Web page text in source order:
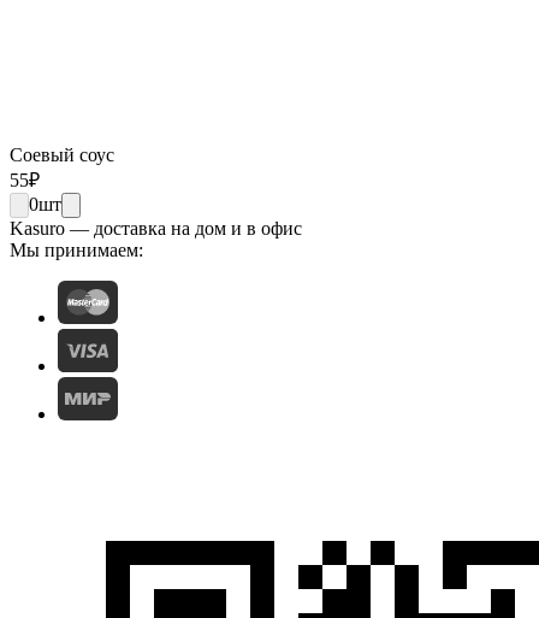
Соевый соус
55₽
0шт
Kasuro — доставка на дом и в офис
Мы принимаем: